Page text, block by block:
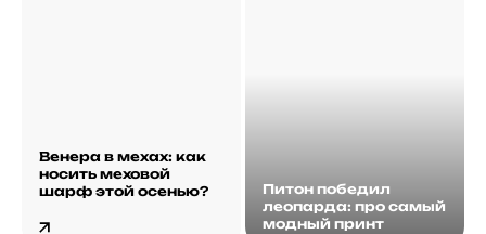
Венера в мехах: как
носить меховой
шарф этой осенью?
Питон победил
леопарда: про самый
модный принт